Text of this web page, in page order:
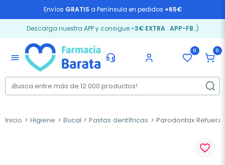
Envíos GRATIS a Península en pedidos +65€
Descarga nuestra APP y consigue -3€ EXTRA: APP-FB ;)
menu
0 0
Inicio Higiene Bucal Pastas dentífricas Parodontax
favorite_border